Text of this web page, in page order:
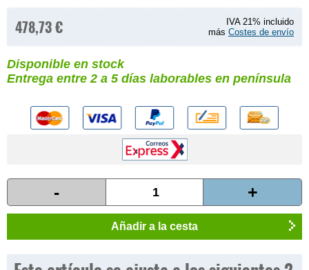
478,73 €
IVA 21% incluido
más Costes de envío
Disponible en stock
Entrega entre 2 a 5 días laborables en península
- +
Añadir a la cesta